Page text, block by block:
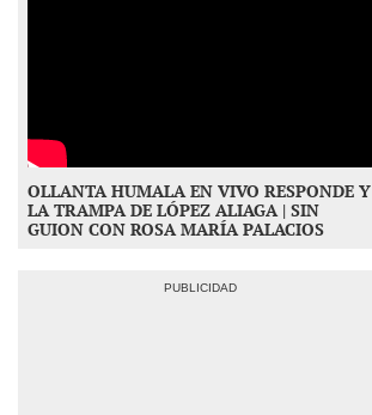
OLLANTA HUMALA EN VIVO RESPONDE Y
LA TRAMPA DE LÓPEZ ALIAGA | SIN
GUION CON ROSA MARÍA PALACIOS